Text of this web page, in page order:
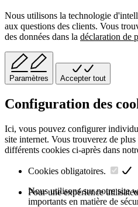
Nous utilisons la technologie
aux questions des clients. Vous
des données dans la déclaration de
Paramètres Accepter tout
Configuration des
Ici, vous pouvez configurer
site internet. Vous trouverez de
différents cookies ci-après dans
Cookies obligatoires.
Nous utilisons sur notre site
importants en matière de
Pour une expérience